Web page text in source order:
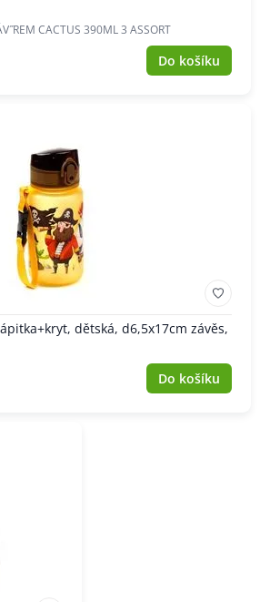
CACTUS 390ML 3 ASSORT
Do košíku
dětská, d6,5x17cm závěs,
Do košíku